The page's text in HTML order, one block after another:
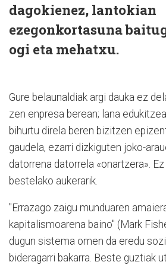
dagokienez, lantokian
ezegonkortasuna
ogi eta mehatxu.
Gure belaunaldiak argi dauka ez
zen enpresa berean; lana
bihurtu direla beren bizitzen
gaudela, ezarri dizkiguten joko-
datorrena datorrela «onartzera».
bestelako aukerarik.
"Errazago zaigu munduaren
kapitalismoarena baino" (Mark
dugun sistema omen da eredu
bideragarri bakarra. Beste guztiak